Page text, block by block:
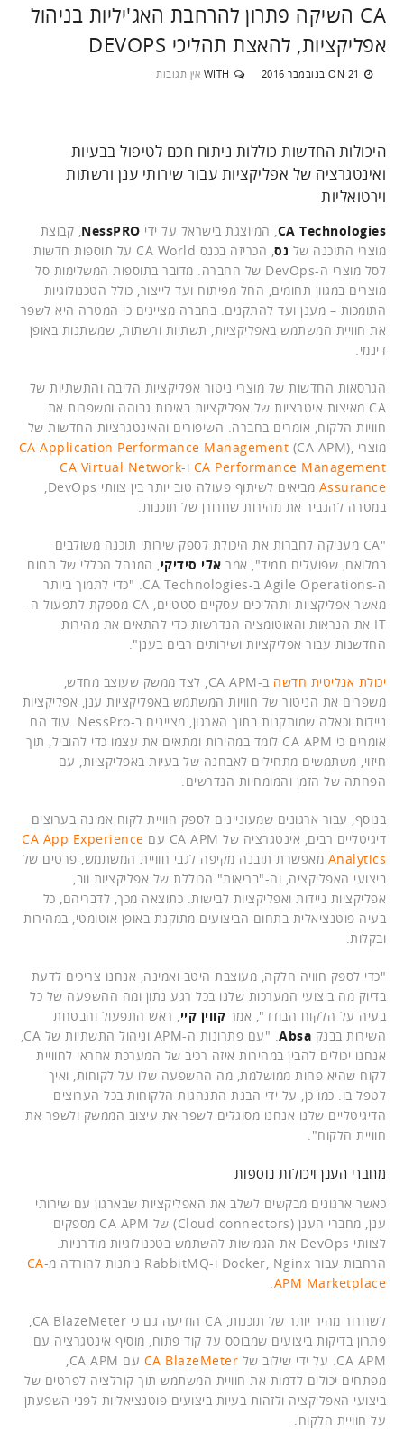
CA השיקה פתרון להרחבת האג'יליות בניהול
אפליקציות, להאצת תהליכי DEVOPS
ON 21 בנובמבר 2016 WITH אין תגובות
היכולות החדשות כוללות ניתוח חכם לטיפול בבעיות
ואינטגרציה של אפליקציות עבור שירותי ענן ורשתות
וירטואליות
CA Technologies, המיוצגת בישראל על ידי NessPRO, קבוצת
מוצרי התוכנה של נס
, הכריזה בכנס CA World על תוספות חדשות
לסל מוצרי ה-DevOps של החברה. מדובר בתוספות המשלימות סל
מוצרים במגוון תחומים, החל מפיתוח ועד לייצור, כולל הטכנולוגיות
התומכות – מענן ועד להתקנים. בחברה מציינים כי המטרה היא לשפר
את חוויית המשתמש באפליקציות, תשתיות ורשתות, שמשתנות באופן
דינמי.
הגרסאות החדשות של מוצרי ניטור אפליקציות הליבה והתשתיות של
CA מאיצות איטרציות של אפליקציות באיכות גבוהה ומשפרות את
חוויות הלקוח, אומרים בחברה. השיפורים והאינטגרציות החדשות של
מוצרי
CA Application Performance Management (CA APM),
CA Performance Management ו-CA Virtual Network
Assurance
מביאים לשיתוף פעולה טוב יותר בין צוותי DevOps,
במטרה להגביר את מהירות שחרורן של תוכנות.
"CA מעניקה לחברות את היכולת לספק שירותי תוכנה משולבים
במלואם, שפועלים תמיד", אמר אלי סידיקי, המנהל הכללי של תחום
ה-Agile Operations ב-CA Technologies. "כדי לתמוך ביותר
מאשר אפליקציות ותהליכים עסקיים סטטיים, CA מספקת לתפעול ה-
IT את הנראות והאוטומציה הנדרשות כדי להתאים את מהירות
החדשנות עבור אפליקציות ושירותים רבים בענן".
יכולת אנליטית חדשה
ב-CA APM, לצד ממשק שעוצב מחדש,
משפרים את הניטור של חוויות המשתמש באפליקציות ענן, אפליקציות
ניידות וכאלה שמותקנות בתוך הארגון, מציינים ב-NessPro. עוד הם
אומרים כי CA APM לומד במהירות ומתאים את עצמו כדי להוביל, תוך
חיזוי, משתמשים מתחילים לאבחנה של בעיות באפליקציות, עם
הפחתה של הזמן והמומחיות הנדרשים.
בנוסף, עבור ארגונים שמעוניינים לספק חוויית לקוח אמינה בערוצים
דיגיטליים רבים, אינטגרציה של CA APM עם
CA App Experience
Analytics מאפשרת תובנה מקיפה לגבי חוויית המשתמש, פרטים של
ביצועי האפליקציה, וה-"בריאות" הכוללת של אפליקציות ווב,
אפליקציות ניידות ואפליקציות לבישות. כתוצאה מכך, לדבריהם, כל
בעיה פוטנציאלית בתחום הביצועים מתוקנת באופן אוטומטי, במהירות
ובקלות.
"כדי לספק חוויה חלקה, מעוצבת היטב ואמינה, אנחנו צריכים לדעת
בדיוק מה ביצועי המערכות שלנו בכל רגע נתון ומה ההשפעה של כל
בעיה על הלקוח הבודד", אמר קווין קיי, ראש התפעול והבטחת
השירות בבנק Absa
. "עם פתרונות ה-APM וניהול התשתיות של CA,
אנחנו יכולים להבין במהירות איזה רכיב של המערכת אחראי לחוויית
לקוח שהיא פחות ממושלמת, מה ההשפעה שלו על לקוחות, ואיך
לטפל בו. כמו כן, על ידי הבנת התנהגות הלקוחות בכל הערוצים
הדיגיטליים שלנו אנחנו מסוגלים לשפר את עיצוב הממשק ולשפר את
חוויית הלקוח".
מחברי הענן ויכולות נוספות
כאשר ארגונים מבקשים לשלב את האפליקציות שבארגון עם שירותי
ענן, מחברי הענן (Cloud connectors) של CA APM מספקים
לצוותי DevOps את הגמישות להשתמש בטכנולוגיות מודרניות.
הרחבות עבור Docker, Nginx ו-RabbitMQ ניתנות להורדה מ-
CA
APM Marketplace
.
לשחרור מהיר יותר של תוכנות, CA הודיעה גם כי CA BlazeMeter,
פתרון בדיקות ביצועים שמבוסס על קוד פתוח, מוסיף אינטגרציה עם
CA APM. על ידי שילוב של
CA BlazeMeter
עם CA APM,
מפתחים יכולים לדמות את חוויית המשתמש תוך קורלציה לפרטים של
ביצועי האפליקציה ולזהות בעיות ביצועים פוטנציאליות לפני השפעתן
על חוויית הלקוח.